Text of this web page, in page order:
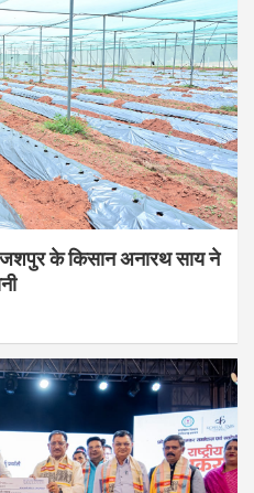
जशपुर के किसान अनारथ साय ने